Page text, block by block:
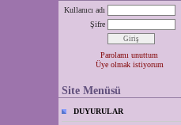
Kullanıcı adı
Şifre
Parolamı unuttum
Üye olmak istiyorum
Site Menüsü
DUYURULAR